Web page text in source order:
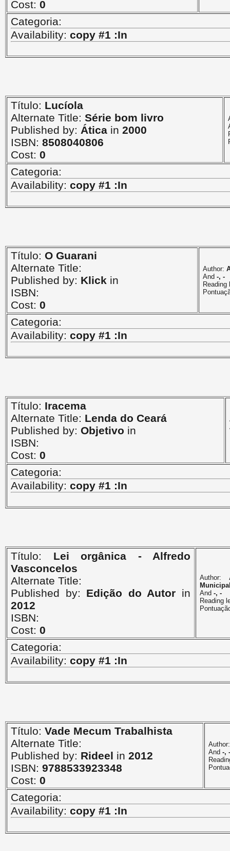
Cost: 0
Categoria:
Availability: copy #1 :In
Título: Lucíola
Alternate Title: Série bom livro
Published by: Ática in 2000
ISBN: 8508040806
Cost: 0
Categoria:
Availability: copy #1 :In
Título: O Guarani
Alternate Title:
Published by: Klick in
ISBN:
Cost: 0
Author:
And -, -
Categoria:
Availability: copy #1 :In
Título: Iracema
Alternate Title: Lenda do Ceará
Published by: Objetivo in
ISBN:
Cost: 0
Categoria:
Availability: copy #1 :In
Título: Lei orgânica - Alfredo
Vasconcelos
Alternate Title:
Published by: Edição do Autor in
2012
ISBN:
Cost: 0
Author:
And -, -
Reading
Categoria:
Availability: copy #1 :In
Título: Vade Mecum Trabalhista
Alternate Title:
Published by: Rideel in 2012
ISBN: 9788533923348
Cost: 0
And -, -
Categoria:
Availability: copy #1 :In